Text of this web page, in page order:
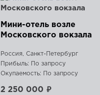
Мини-отель возле
Московского вокзала
Россия, Санкт-Петербург
Прибыль: По запросу
Окупаемость: По запросу
2 250 000 ₽